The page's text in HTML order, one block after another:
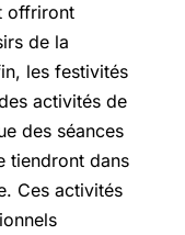
offriront
de la
les festivités
activités de
des séances
tiendront dans
Ces activités